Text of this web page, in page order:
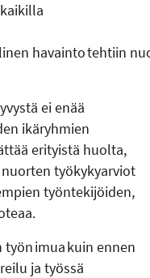
havainto tehtiin
ei enää
ikäryhmien
erityistä huolta,
työkykyarviot
työntekijöiden,
imua kuin ennen
ja työssä